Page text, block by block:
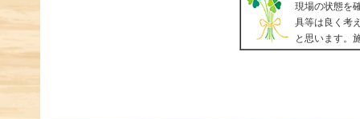
現場の状態を
具等は良く考
と思います。